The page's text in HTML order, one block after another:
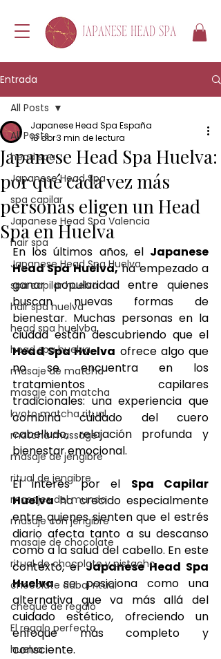
Entrada
All Posts
head spa
Japanese Head Spa
spa capilar
Japanese Head Spa Valencia
hair spa
Japanese Head Spa Huelva
spa capilar huelva
hair spa huelva
head spa huelvba
head spa huelva
masaje de matcha
masaje con matcha
kyoto matcha ritual
matcha massage
masaje de jengibre
ritual de jengibre
masajes del mundo
masaje con jengibre
masaje de chocolate
ritual de chocolate y pistacho
chocolate dubai ritual
cheque de regalo
El regalo perfecto
huelva
All Posts
Japanese Head Spa Huelva:
por qué cada vez más
personas eligen un Head
Spa en Huelva
Japanese Head Spa España
18 abr3 min de lectura
En los últimos años, el Japanese
Head Spa Huelva, ha empezado a
ganar popularidad entre quienes
buscan nuevas formas de
bienestar. Muchas personas en la
Head Spa Huelva ofrece algo que
no se encuentra en los
tratamientos capilares
tradicionales: una experiencia que
combina cuidado del cuero
cabelludo, relajación profunda y
bienestar emocional.
El interés por el Spa Capilar
Huelva ha crecido especialmente
entre quienes sienten que el estrés
diario afecta tanto a su descanso
como a la salud del cabello. En este
contexto, el Japanese Head Spa
Huelva se posiciona como una
alternativa que va más allá del
cuidado estético, ofreciendo un
enfoque más completo y
consciente.